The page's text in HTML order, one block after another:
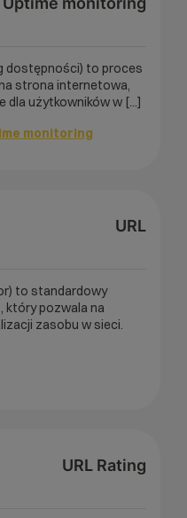
dostępności) to proces
strona internetowa,
dla użytkowników w [...]
monitoring
URL
to standardowy
który pozwala na
zasobu w sieci.
URL Rating